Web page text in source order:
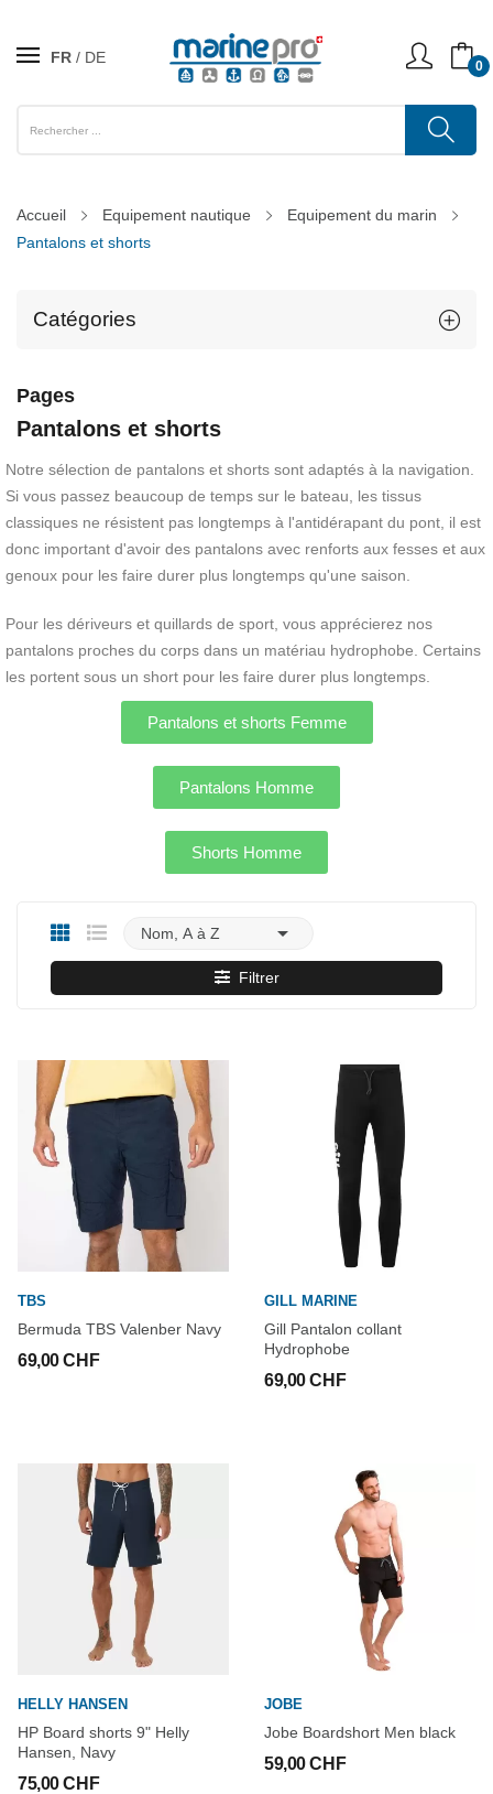
FR DE 0
Accueil Equipement nautique
Equipement du marin
Pantalons et shorts
Catégories
Pages
Pantalons et shorts
Notre sélection de pantalons et shorts sont adaptés à la navigation.
Si vous passez beaucoup de temps sur le bateau, les tissus
classiques ne résistent pas longtemps à l'antidérapant du pont, il est
donc important d'avoir des pantalons avec renforts aux fesses et aux
genoux pour les faire durer plus longtemps qu'une saison.
Pour les dériveurs et quillards de sport, vous apprécierez nos
pantalons proches du corps dans un matériau hydrophobe. Certains
les portent sous un short pour les faire durer plus longtemps.
Pantalons et shorts Femme
Pantalons Homme
Shorts Homme
Nom, A à Z 
Filtrer
TBS
Bermuda TBS Valenber Navy
69,00 CHF
GILL MARINE
Gill Pantalon collant
Hydrophobe
69,00 CHF
HELLY HANSEN
HP Board shorts 9" Helly
Hansen, Navy
75,00 CHF
JOBE
Jobe Boardshort Men black
59,00 CHF